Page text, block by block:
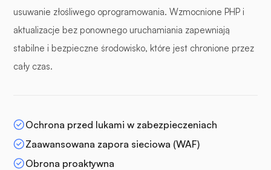
usuwanie złośliwego oprogramowania. Wzmocnione PHP i
aktualizacje bez ponownego uruchamiania zapewniają
stabilne i bezpieczne środowisko, które jest chronione przez
cały czas.
Ochrona przed lukami w zabezpieczeniach
Zaawansowana zapora sieciowa (WAF)
Obrona proaktywna